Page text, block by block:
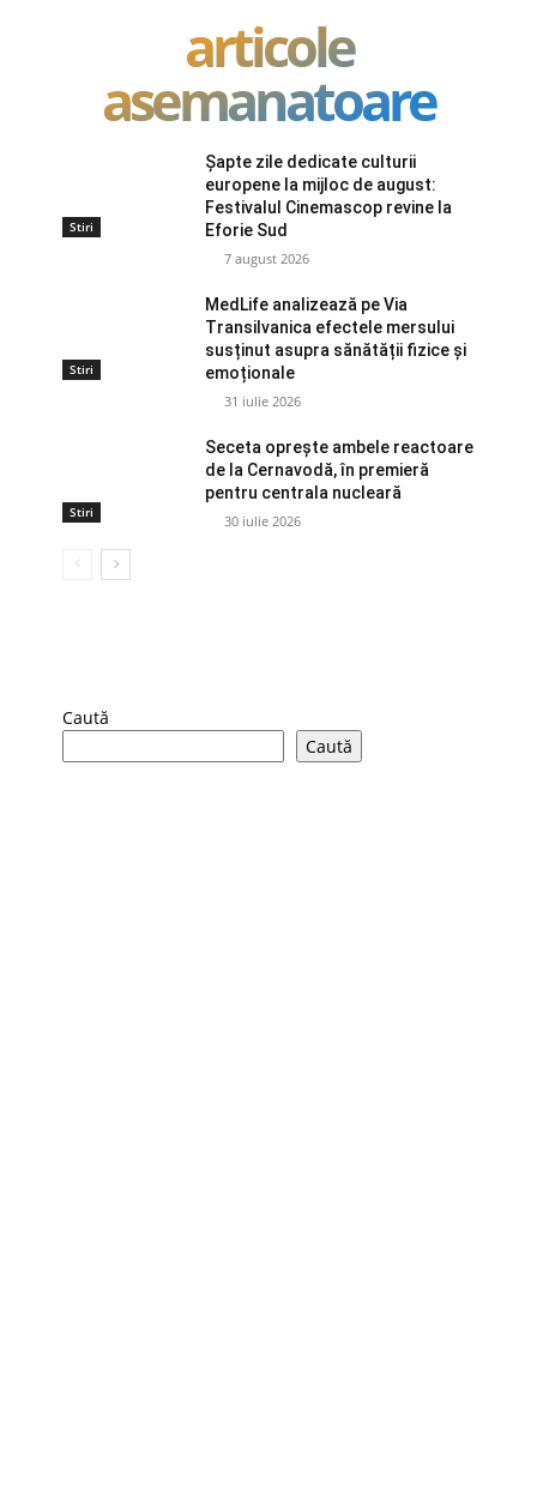
articole
asemanatoare
Stiri
Șapte zile dedicate culturii
europene la mijloc de august:
Festivalul Cinemascop revine la
Eforie Sud
7 august 2026
Stiri
MedLife analizează pe Via
Transilvanica efectele mersului
susținut asupra sănătății fizice și
emoționale
31 iulie 2026
Stiri
Seceta oprește ambele reactoare
de la Cernavodă, în premieră
pentru centrala nucleară
30 iulie 2026
Caută
Caută